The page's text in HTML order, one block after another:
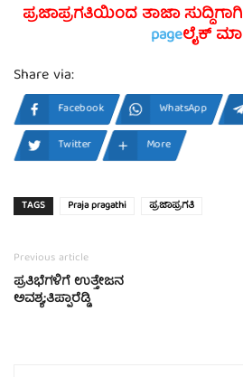
ಪ್ರಜಾಪ್ರಗತಿಯಿಂದ ತಾಜಾ ಸುದ್ದಿಗಾಗಿ
pageಲೈಕ್
Share via:
Facebook WhatsApp
Twitter
More
TAGS Praja pragathi ಪ್ರಜಾಪ್ರಗತಿ
Previous article
ಪ್ರತಿಭೆಗಳಿಗೆ ಉತ್ತೇಜನ
ಅವಶ್ಯ;ತಿಪ್ಪಾರೆಡ್ಡಿ